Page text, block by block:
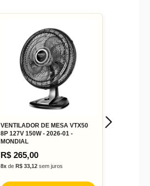
VENTILADOR DE MESA VTX50
8P 127V 150W - 2026-01 -
MONDIAL
R$ 265,00
8x de R$ 33,12 sem juros